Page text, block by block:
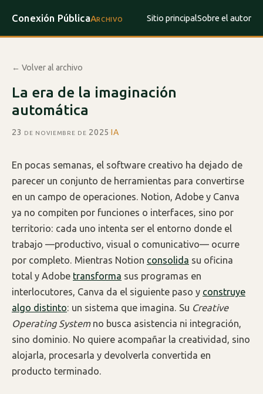
Conexión PúblicaArchivo Sitio principalSobre el autor
← Volver al archivo
La era de la imaginación
automática
23 de noviembre de 2025·IA
En pocas semanas, el software creativo ha dejado de
parecer un conjunto de herramientas para convertirse
en un campo de operaciones. Notion, Adobe y Canva
ya no compiten por funciones o interfaces, sino por
territorio: cada uno intenta ser el entorno donde el
trabajo —productivo, visual o comunicativo— ocurre
por completo. Mientras Notion consolida su oficina
total y Adobe transforma sus programas en
interlocutores, Canva da el siguiente paso y construye
algo distinto: un sistema que imagina. Su Creative
Operating Systemno busca asistencia ni integración,
sino dominio. No quiere acompañar la creatividad, sino
alojarla, procesarla y devolverla convertida en
producto terminado.